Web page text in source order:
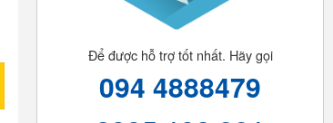
Để được hỗ trợ tốt nhất. Hãy gọi
094 4888479